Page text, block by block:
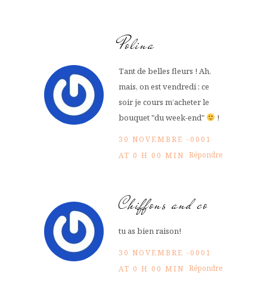
Polina
Tant de belles fleurs ! Ah,
mais, on est vendredi : ce
soir je cours m’acheter le
bouquet "du week-end"
!
30 NOVEMBRE -0001
AT 0 H 00 MIN Répondre
Chiffons and co
tu as bien raison!
30 NOVEMBRE -0001
AT 0 H 00 MIN Répondre